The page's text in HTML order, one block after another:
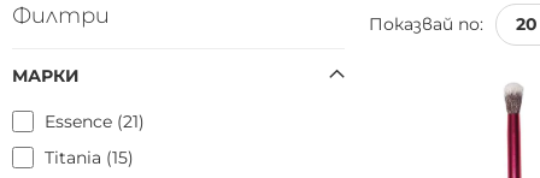
Показвай по:
Филтри
МАРКИ
Essence 21
Titania 15